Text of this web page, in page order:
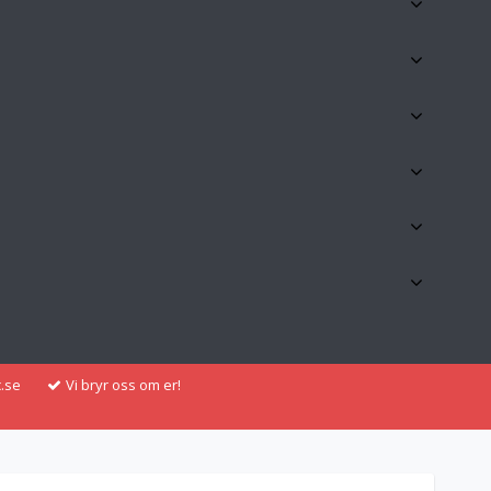
Vi bryr oss om er!